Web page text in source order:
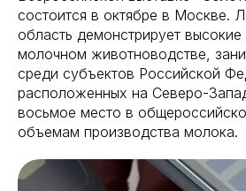
состоится в октябре в Москве.
область демонстрирует высокие
молочном животноводстве,
среди субъектов Российской
расположенных на Северо-
восьмое место в
объемам производства молока.